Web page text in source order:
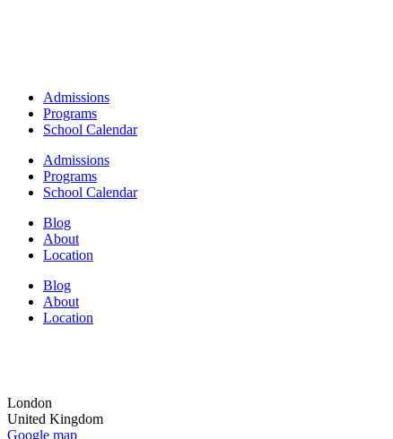
Admissions
Programs
School Calendar
Admissions
Programs
School Calendar
Blog
About
Location
Blog
About
Location
London
United Kingdom
Google map